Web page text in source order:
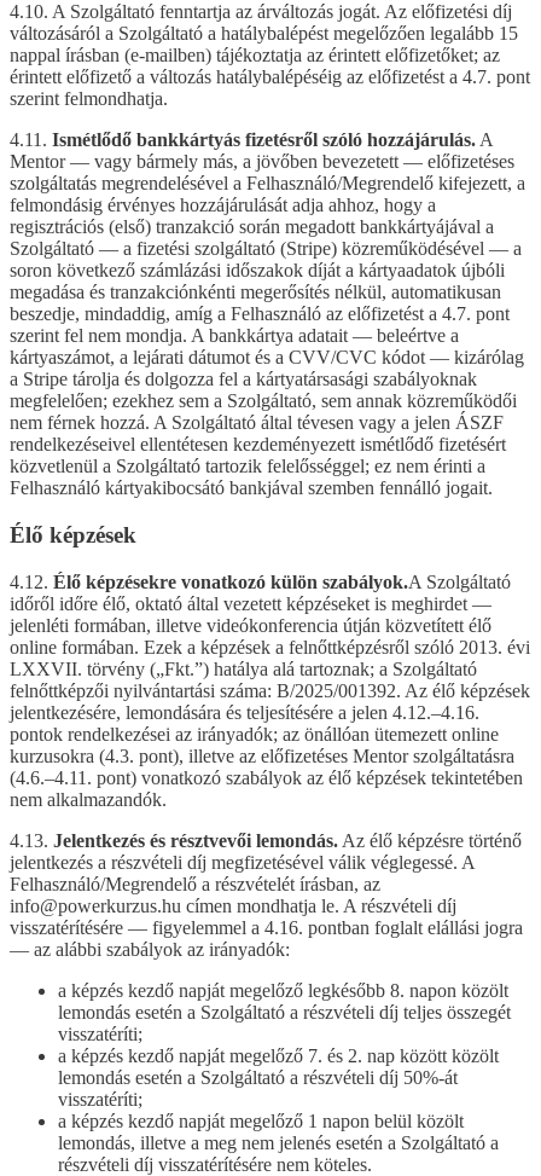
4.10. A Szolgáltató fenntartja az árváltozás jogát. Az előfizetési díj
változásáról a Szolgáltató a hatálybalépést megelőzően legalább 15
nappal írásban (e-mailben) tájékoztatja az érintett előfizetőket; az
érintett előfizető a változás hatálybalépéséig az előfizetést a 4.7. pont
szerint felmondhatja.
4.11. Ismétlődő bankkártyás fizetésről szóló hozzájárulás. A
Mentor — vagy bármely más, a jövőben bevezetett — előfizetéses
szolgáltatás megrendelésével a Felhasználó/Megrendelő kifejezett, a
felmondásig érvényes hozzájárulását adja ahhoz, hogy a
regisztrációs (első) tranzakció során megadott bankkártyájával a
Szolgáltató — a fizetési szolgáltató (Stripe) közreműködésével — a
soron következő számlázási időszakok díját a kártyaadatok újbóli
megadása és tranzakciónkénti megerősítés nélkül, automatikusan
beszedje, mindaddig, amíg a Felhasználó az előfizetést a 4.7. pont
szerint fel nem mondja. A bankkártya adatait — beleértve a
kártyaszámot, a lejárati dátumot és a CVV/CVC kódot — kizárólag
a Stripe tárolja és dolgozza fel a kártyatársasági szabályoknak
megfelelően; ezekhez sem a Szolgáltató, sem annak közreműködői
nem férnek hozzá. A Szolgáltató által tévesen vagy a jelen ÁSZF
rendelkezéseivel ellentétesen kezdeményezett ismétlődő fizetésért
közvetlenül a Szolgáltató tartozik felelősséggel; ez nem érinti a
Felhasználó kártyakibocsátó bankjával szemben fennálló jogait.
Élő képzések
4.12. Élő képzésekre vonatkozó külön szabályok.A Szolgáltató
időről időre élő, oktató által vezetett képzéseket is meghirdet —
jelenléti formában, illetve videókonferencia útján közvetített élő
online formában. Ezek a képzések a felnőttképzésről szóló 2013. évi
LXXVII. törvény („Fkt.”) hatálya alá tartoznak; a Szolgáltató
felnőttképzői nyilvántartási száma: B/2025/001392. Az élő képzések
jelentkezésére, lemondására és teljesítésére a jelen 4.12.–4.16.
pontok rendelkezései az irányadók; az önállóan ütemezett online
kurzusokra (4.3. pont), illetve az előfizetéses Mentor szolgáltatásra
(4.6.–4.11. pont) vonatkozó szabályok az élő képzések tekintetében
nem alkalmazandók.
4.13. Jelentkezés és résztvevői lemondás. Az élő képzésre történő
jelentkezés a részvételi díj megfizetésével válik véglegessé. A
Felhasználó/Megrendelő a részvételét írásban, az
info@powerkurzus.hu címen mondhatja le. A részvételi díj
visszatérítésére — figyelemmel a 4.16. pontban foglalt elállási jogra
— az alábbi szabályok az irányadók:
a képzés kezdő napját megelőző legkésőbb 8. napon közölt
lemondás esetén a Szolgáltató a részvételi díj teljes összegét
visszatéríti;
a képzés kezdő napját megelőző 7. és 2. nap között közölt
lemondás esetén a Szolgáltató a részvételi díj 50%-át
visszatéríti;
a képzés kezdő napját megelőző 1 napon belül közölt
lemondás, illetve a meg nem jelenés esetén a Szolgáltató a
részvételi díj visszatérítésére nem köteles.